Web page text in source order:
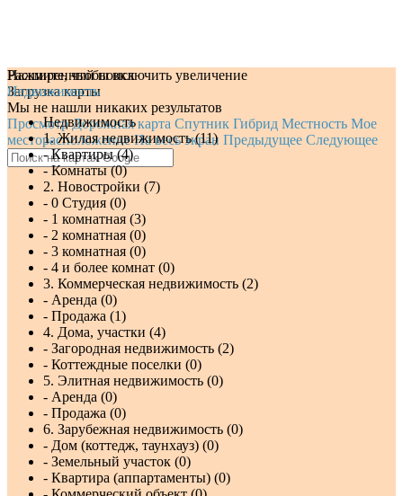
Нажмите, чтобы включить увеличение
Загрузка карты
Мы не нашли никаких результатов
Просмотр Дорожная карта Спутник Гибрид Местность Мое
месторасположение На весь экран Предыдущее Следующее
Расширенный поиск
Недвижимость
Недвижимость
1. Жилая недвижимость (11)
- Квартиры (4)
- Комнаты (0)
2. Новостройки (7)
- 0 Студия (0)
- 1 комнатная (3)
- 2 комнатная (0)
- 3 комнатная (0)
- 4 и более комнат (0)
3. Коммерческая недвижимость (2)
- Аренда (0)
- Продажа (1)
4. Дома, участки (4)
- Загородная недвижимость (2)
- Коттеждные поселки (0)
5. Элитная недвижимость (0)
- Аренда (0)
- Продажа (0)
6. Зарубежная недвижимость (0)
- Дом (коттедж, таунхауз) (0)
- Земельный участок (0)
- Квартира (аппартаменты) (0)